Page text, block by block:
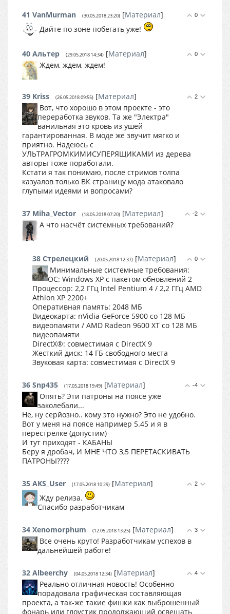
0
41 VanMurman (30.05.2018 23:20) [Материал]
Дайте по зоне побегать уже!
0
40 Альтер (29.05.2018 14:34) [Материал]
Ждем, ждем, ждем!
2
39 Kriss (26.05.2018 09:55) [Материал]
Вот, что хорошо в этом проекте - это
переработка звуков. Та же "Электра"
ванильная это кровь из ушей
гарантированная. В моде же звучит мягко и
приятно. Надеюсь с
УЛЬТРАГРОМКИМИСУПЕРЯЩИКАМИ из дерева
авторы тоже поработали.
Кстати я так понимаю, после стримов толпа
казуалов только ВК страницу мода атаковало
глупыми идеями и вопросами?
-2
37 Miha_Vector (18.05.2018 07:20) [Материал]
А что насчёт системных требований?
0
38 Стрелецкий (20.05.2018 12:37) [Материал]
Минимальные системные требования:
ОС: Windows XP с пакетом обновлений 2
Процессор: 2,2 ГГц Intel Pentium 4 / 2,2 ГГц AMD
Athlon XP 2200+
Оперативная память: 2048 МБ
Видеокарта: nVidia GeForce 5900 со 128 МБ
видеопамяти / AMD Radeon 9600 XT со 128 МБ
видеопамяти
DirectX®: совместимая с DirectX 9
Жесткий диск: 14 ГБ свободного места
Звуковая карта: совместимая с DirectX 9
-4
36 Snp435 (17.05.2018 19:49) [Материал]
Опять? Эти патроны на поясе уже
заколебали...
Не, ну серйозно.. кому это нужно? Это не удобно.
Вот у меня на поясе например 5.45 и я в
перестрелке (допустим)
И тут приходят - КАБАНЫ
Беру я дробач, И МНЕ ЧТО 3,5 ПЕРЕТАСКИВАТЬ
ПАТРОНЫ????
2
35 AKS_User (17.05.2018 10:29) [Материал]
Жду релиза.
Спасибо разработчикам
3
34 Xenomorphum (12.05.2018 13:25) [Материал]
Все очень круто! Разработчикам успехов в
дальнейшей работе!
4
32 Albeerchy (04.05.2018 12:34) [Материал]
Реально отличная новость! Особенно
порадовала графическая составляющая
проекта, а так-же такие фишки как выброшенный
фонарь или глоустик продолжающий освещать